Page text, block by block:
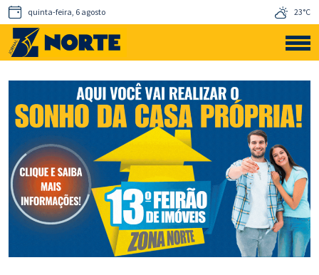
quinta-feira, 6 agosto 23°C